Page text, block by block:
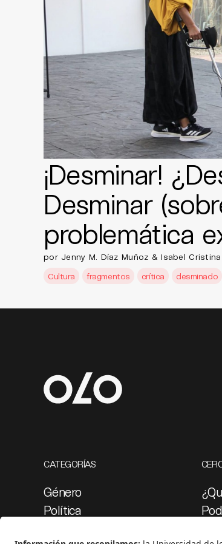
¡Desminar!
Desminar
problemática
por Jenny M. Díaz Muñoz & Isabel
Cultura
fragmentos crítica desminado
CATEGORÍAS
Género
Política